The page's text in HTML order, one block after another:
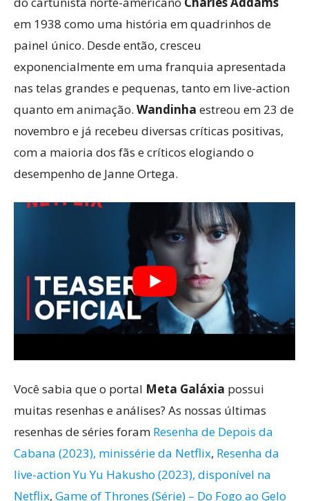
em 1938 como uma história em quadrinhos de
painel único. Desde então, cresceu
exponencialmente em uma franquia apresentada
nas telas grandes e pequenas, tanto em live-action
quanto em animação. Wandinha estreou em 23 de
novembro e já recebeu diversas críticas positivas,
com a maioria dos fãs e críticos elogiando o
desempenho de Janne Ortega.
Você sabia que o portal Meta Galáxia possui
muitas resenhas e análises? As nossas últimas
resenhas de séries foram Resenha de Depois da
Cabana (2023), minissérie da Netflix, Resenha da
live-action Yu Yu Hakusho (2023), disponível na
Netflix, Game of Thrones (Série) – Do Fogo ao Gelo